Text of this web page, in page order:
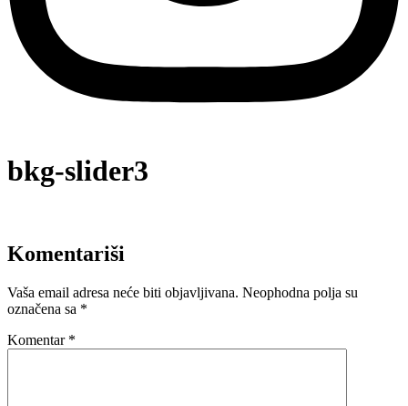
bkg-slider3
Komentariši
Vaša email adresa neće biti objavljivana. Neophodna polja su
označena sa *
Komentar *